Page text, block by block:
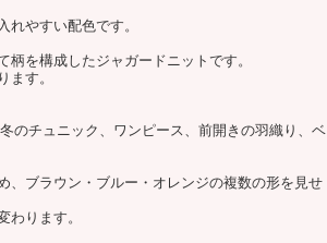
やすい配色です。
を構成したジャガードニットです。
ます。
のチュニック、ワンピース、前開きの羽織り、ベ
、ブラウン・ブルー・オレンジの複数の形を見せ
わります。